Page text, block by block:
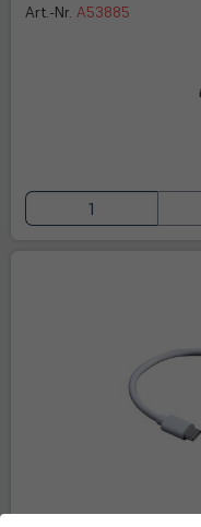
Art.-Nr. A53885